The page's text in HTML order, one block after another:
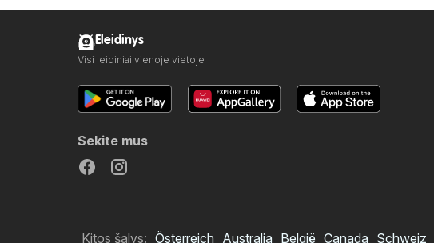
Eleidinys
Visi leidiniai vienoje vietoje
Sekite mus
Kitos šalys: Österreich Australia België Canada Schweiz